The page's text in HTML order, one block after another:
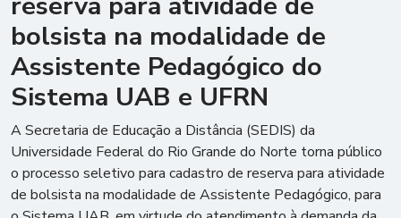
bolsista na modalidade de
Assistente Pedagógico do
Sistema UAB e UFRN
A Secretaria de Educação a Distância (SEDIS) da
Universidade Federal do Rio Grande do Norte torna público
o processo seletivo para cadastro de reserva para atividade
de bolsista na modalidade de Assistente Pedagógico, para